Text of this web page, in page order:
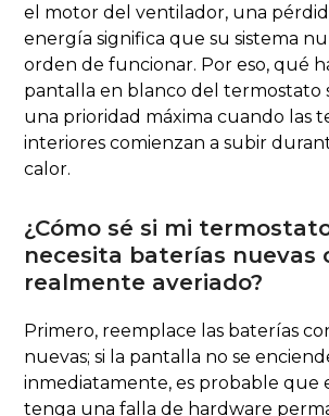
el motor del ventilador, una
energía significa que su sistema
orden de funcionar. Por eso, qué
pantalla en blanco del termostato
una prioridad máxima cuando las
interiores comienzan a subir
calor.
¿Cómo sé si mi
necesita baterías nuevas
realmente averiado?
Primero, reemplace las baterías
nuevas; si la pantalla no se
inmediatamente, es probable que
tenga una falla de hardware